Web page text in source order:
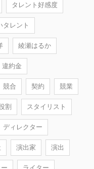
タレント好感度
タレント
綾瀬はるか
違約金
競合 契約 競業
割 スタイリスト
ディレクター
演出家 演出